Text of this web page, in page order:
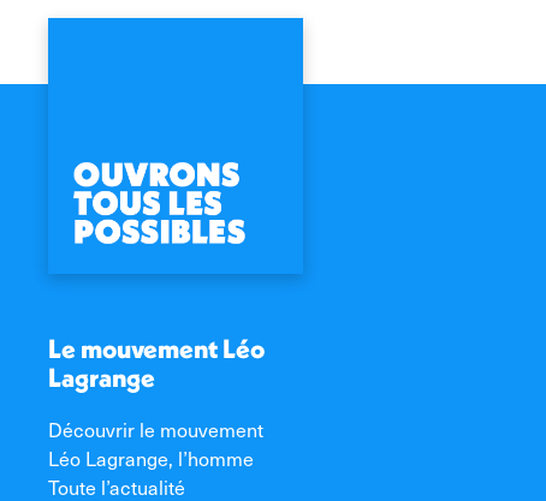
Le mouvement Léo
Lagrange
Découvrir le mouvement
Léo Lagrange, l’homme
Toute l’actualité